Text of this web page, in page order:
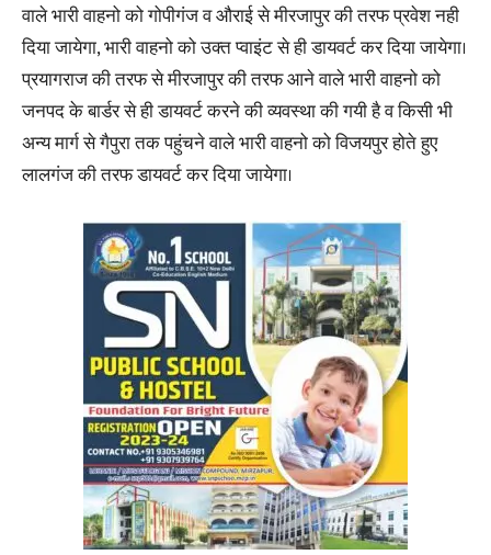
वाले भारी वाहनो को गोपीगंज व औराई से मीरजापुर की तरफ प्रवेश नही
दिया जायेगा, भारी वाहनो को उक्त प्वाइंट से ही डायवर्ट कर दिया जायेगा।
प्रयागराज की तरफ से मीरजापुर की तरफ आने वाले भारी वाहनो को
जनपद के बार्डर से ही डायवर्ट करने की व्यवस्था की गयी है व किसी भी
अन्य मार्ग से गैपुरा तक पहुंचने वाले भारी वाहनो को विजयपुर होते हुए
लालगंज की तरफ डायवर्ट कर दिया जायेगा।